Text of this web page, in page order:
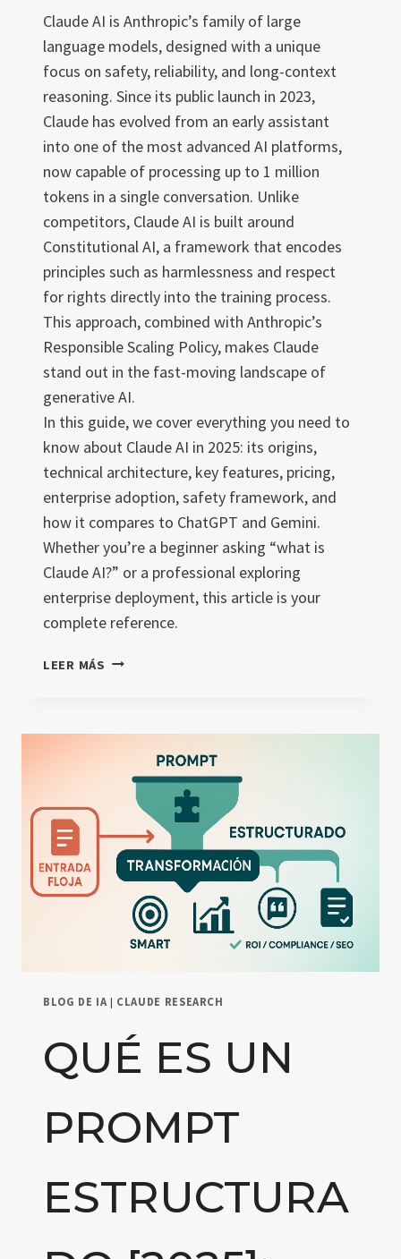
Claude AI is Anthropic’s family of large
language models, designed with a unique
focus on safety, reliability, and long-context
reasoning. Since its public launch in 2023,
Claude has evolved from an early assistant
into one of the most advanced AI platforms,
now capable of processing up to 1 million
tokens in a single conversation. Unlike
competitors, Claude AI is built around
Constitutional AI, a framework that encodes
principles such as harmlessness and respect
for rights directly into the training process.
This approach, combined with Anthropic’s
Responsible Scaling Policy, makes Claude
stand out in the fast-moving landscape of
generative AI.
In this guide, we cover everything you need to
know about Claude AI in 2025: its origins,
technical architecture, key features, pricing,
enterprise adoption, safety framework, and
how it compares to ChatGPT and Gemini.
Whether you’re a beginner asking “what is
Claude AI?” or a professional exploring
enterprise deployment, this article is your
complete reference.
LEER MÁS CLAUDE
ADOPTION
BLOG DE IA | CLAUDE RESEARCH
QUÉ ES UN
PROMPT
ESTRUCTURA